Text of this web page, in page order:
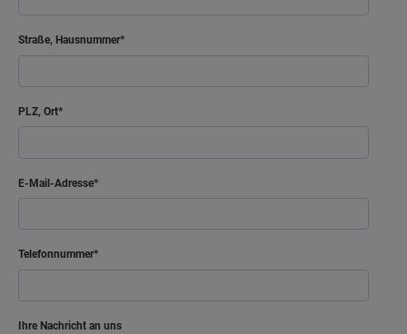
Straße, Hausnummer
PLZ, Ort
E-Mail-Adresse
Telefonnummer
Ihre Nachricht an uns